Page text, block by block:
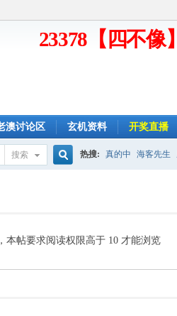
23378【四不
澳讨论区 玄机资料 开奖直播
搜索
索
热搜: 真的中 海客先生
本帖要求阅读权限高于 10 才能浏览